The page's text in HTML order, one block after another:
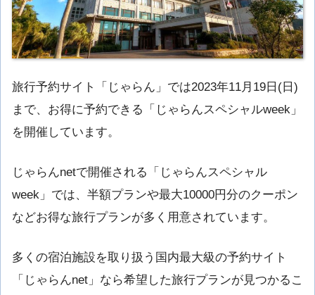
旅行予約サイト「じゃらん」では2023年11月19日(日)
まで、お得に予約できる「じゃらんスペシャルweek」
を開催しています。
じゃらんnetで開催される「じゃらんスペシャル
week」では、半額プランや最大10000円分のクーポン
などお得な旅行プランが多く用意されています。
多くの宿泊施設を取り扱う国内最大級の予約サイト
「じゃらんnet」なら希望した旅行プランが見つかるこ